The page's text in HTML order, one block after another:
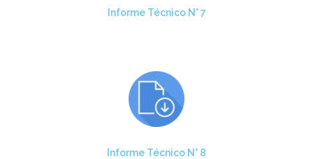
Informe Técnico N° 7
Informe Técnico N° 8